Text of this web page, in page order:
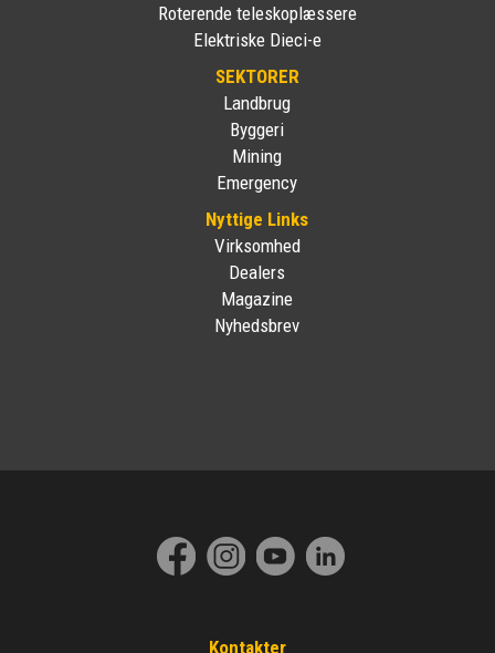
Roterende teleskoplæssere
Elektriske Dieci-e
SEKTORER
Landbrug
Byggeri
Mining
Emergency
Nyttige Links
Virksomhed
Dealers
Magazine
Nyhedsbrev
Kontakter